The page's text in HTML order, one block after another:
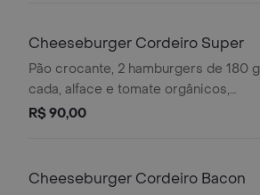
Cheeseburger Cordeiro Super
Pão crocante, 2 hamburgers de 180 g
cada, alface e tomate orgânicos,
molho de hortelã, queijo tipo cheddar
R$ 90,00
Cheeseburger Cordeiro Bacon